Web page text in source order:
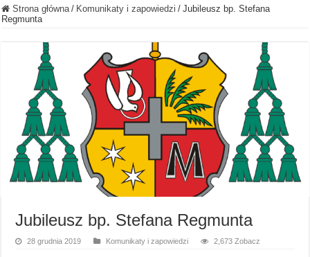
Strona główna / Komunikaty i zapowiedzi / Jubileusz bp. Stefana
Regmunta
Jubileusz bp. Stefana Regmunta
28 grudnia 2019 Komunikaty i zapowiedzi 2,673 Zobacz